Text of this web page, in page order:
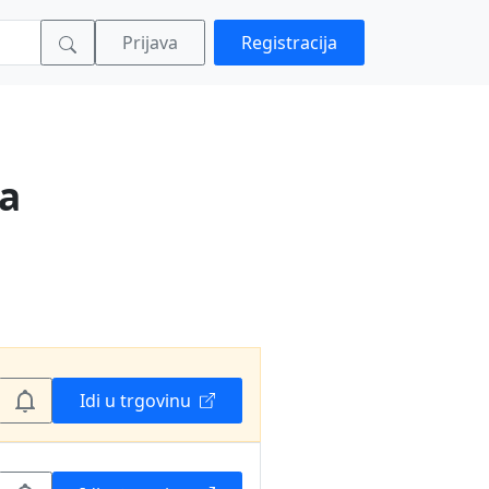
Prijava Registracija
Idi u trgovinu